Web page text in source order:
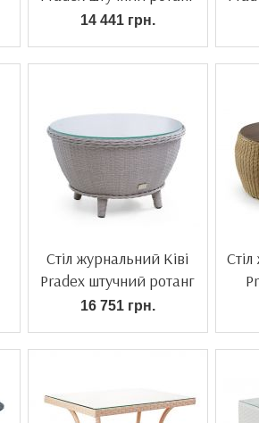
14 441 грн.
Стіл журнальний Ківі
Pradex штучний ротанг
16 751 грн.